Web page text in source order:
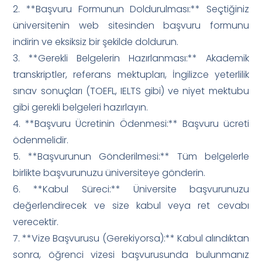
2. **Başvuru Formunun Doldurulması:** Seçtiğiniz
üniversitenin web sitesinden başvuru formunu
indirin ve eksiksiz bir şekilde doldurun.
3. **Gerekli Belgelerin Hazırlanması:** Akademik
transkriptler, referans mektupları, İngilizce yeterlilik
sınav sonuçları (TOEFL, IELTS gibi) ve niyet mektubu
gibi gerekli belgeleri hazırlayın.
4. **Başvuru Ücretinin Ödenmesi:** Başvuru ücreti
ödenmelidir.
5. **Başvurunun Gönderilmesi:** Tüm belgelerle
birlikte başvurunuzu üniversiteye gönderin.
6. **Kabul Süreci:** Üniversite başvurunuzu
değerlendirecek ve size kabul veya ret cevabı
verecektir.
7. **Vize Başvurusu (Gerekiyorsa):** Kabul alındıktan
sonra, öğrenci vizesi başvurusunda bulunmanız